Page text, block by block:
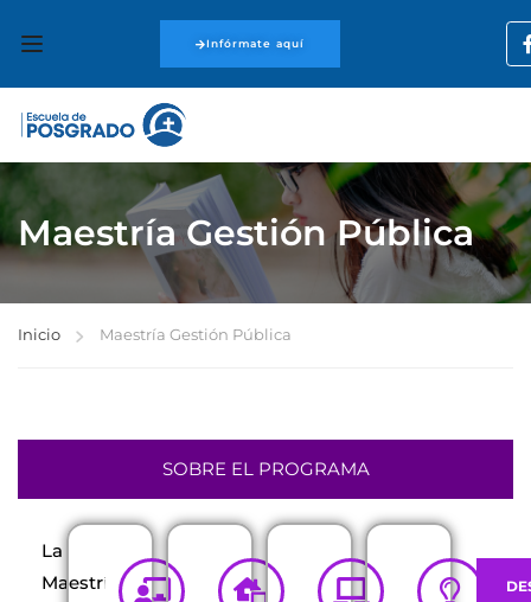
Infórmate aquí
Maestría Gestión Pública
Inicio Maestría Gestión Pública
SOBRE EL PROGRAMA
La
Maestría